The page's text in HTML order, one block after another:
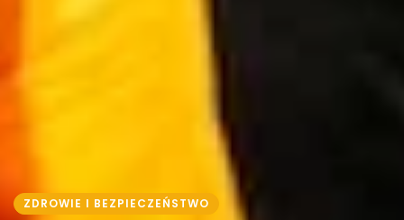
ZDROWIE I BEZPIECZEŃSTWO